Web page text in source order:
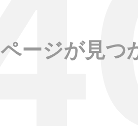
ページが見つ